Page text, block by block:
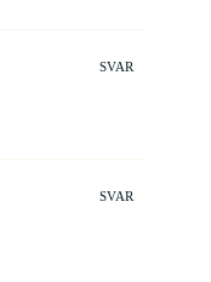
SVAR
SVAR